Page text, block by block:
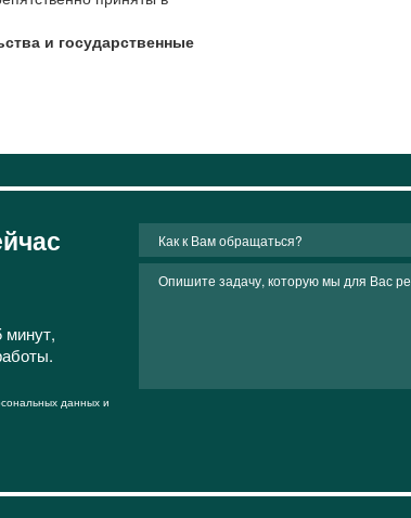
и государственные
минут,
данных и